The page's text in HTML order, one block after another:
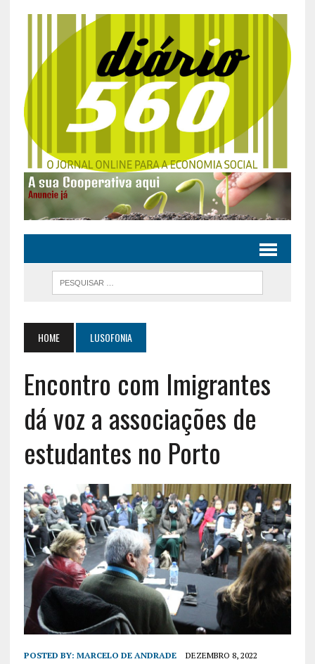
HOME LUSOFONIA
Encontro com Imigrantes
dá voz a associações de
estudantes no Porto
POSTED BY: MARCELO DE ANDRADE DEZEMBRO 8, 2022